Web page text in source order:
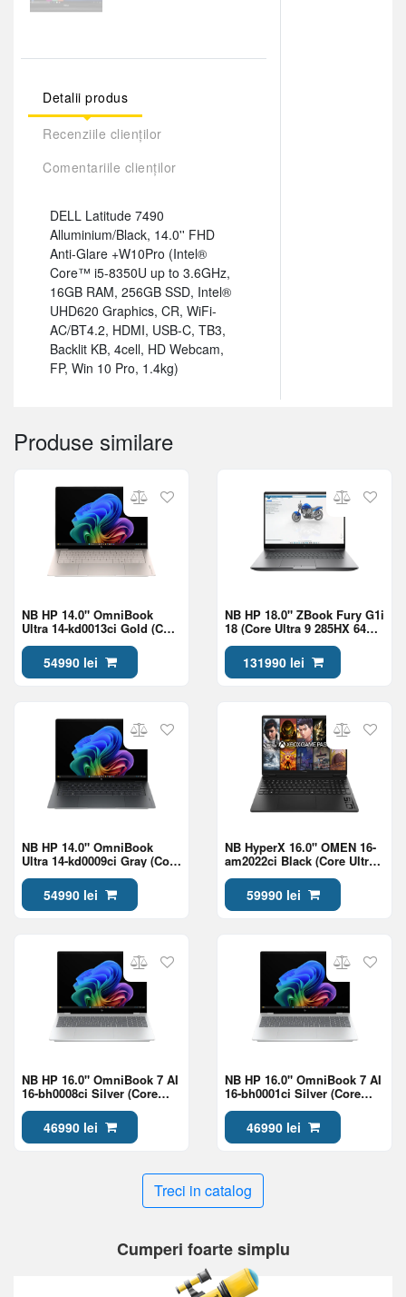
Detalii produs
Recenziile clienților
Comentariile clienților
DELL Latitude 7490
Alluminium/Black, 14.0'' FHD
Anti-Glare +W10Pro (Intel®
Core™ i5-8350U up to 3.6GHz,
16GB RAM, 256GB SSD, Intel®
UHD620 Graphics, CR, WiFi-
AC/BT4.2, HDMI, USB-C, TB3,
Backlit KB, 4cell, HD Webcam,
FP, Win 10 Pro, 1.4kg)
Produse similare
NB HP 14.0" OmniBook
Ultra 14-kd0013ci Gold (Core
Ultra 7 356H 32Gb 1Tb Win
11) 54990 lei
NB HP 18.0" ZBook Fury G1i
18 (Core Ultra 9 285HX 64Gb
2Tb RTX Pro 2000 8Gb Win
11) 131990 lei
NB HP 14.0" OmniBook
Ultra 14-kd0009ci Gray (Core
Ultra 7 356H 32Gb 1Tb Win
11) 54990 lei
NB HyperX 16.0" OMEN 16-
am2022ci Black (Core Ultra
7 270HX Plus 24Gb 1Tb
5060 8Gb)
59990 lei
NB HP 16.0" OmniBook 7 AI
16-bh0008ci Silver (Core
Ultra 7 356H 24Gb 1Tb Win
11) 46990 lei
NB HP 16.0" OmniBook 7 AI
16-bh0001ci Silver (Core
Ultra 7 356H 24Gb 1Tb Win
11) 46990 lei
Treci in catalog
Cumperi foarte simplu